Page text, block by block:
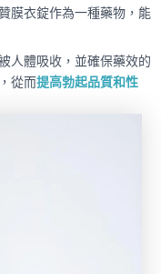
膜衣錠作為一種藥物，能
人體吸收，並確保藥效的
從而提高勃起品質和性